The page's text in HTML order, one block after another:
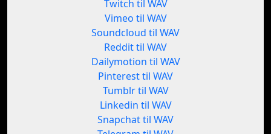
Twitch til WAV
Vimeo til WAV
Soundcloud til WAV
Reddit til WAV
Dailymotion til WAV
Pinterest til WAV
Tumblr til WAV
Linkedin til WAV
Snapchat til WAV